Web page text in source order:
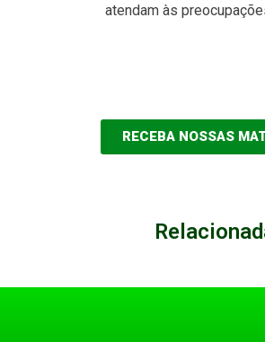
atendam às
RECEBA NOSSAS